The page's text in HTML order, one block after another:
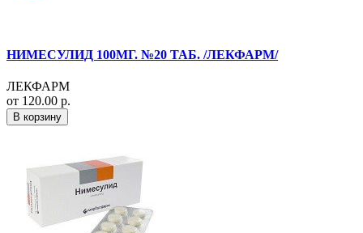
НИМЕСУЛИД 100МГ. №20 ТАБ. /ЛЕКФАРМ/
ЛЕКФАРМ
от 120.00 р.
В корзину